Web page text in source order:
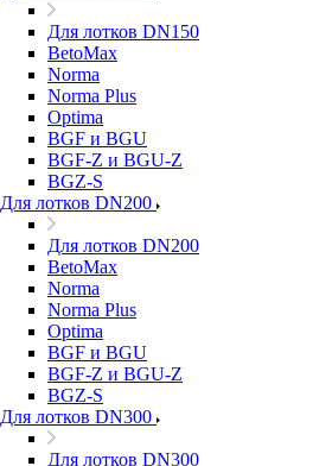
Для лотков DN150
BetoMax
Norma
Norma Plus
Optima
BGF и BGU
BGF-Z и BGU-Z
BGZ-S
Для лотков DN200
Для лотков DN200
BetoMax
Norma
Norma Plus
Optima
BGF и BGU
BGF-Z и BGU-Z
BGZ-S
Для лотков DN300
Для лотков DN300